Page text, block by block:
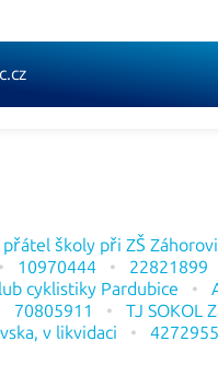
školy při ZŠ
10970444 22821899
cyklistiky Pardubice
70805911 TJ SOKOL
v likvidaci